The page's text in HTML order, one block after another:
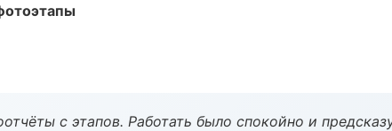
с этапов. Работать было спокойно и